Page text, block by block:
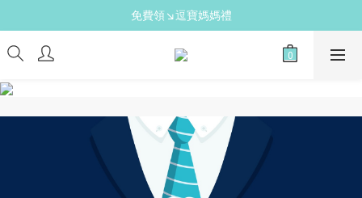
新手爸媽必備↘育兒懶人包
免費領↘逗寶媽媽禮